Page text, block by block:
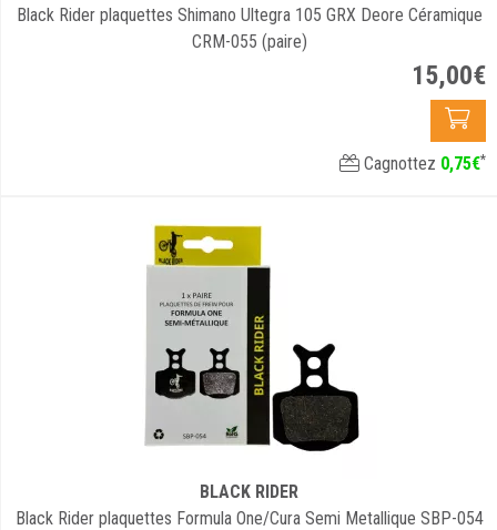
Black Rider plaquettes Shimano Ultegra 105 GRX Deore Céramique
CRM-055 (paire)
15,00€
Cagnottez 0,75€*
BLACK RIDER
Black Rider plaquettes Formula One/Cura Semi Metallique SBP-054